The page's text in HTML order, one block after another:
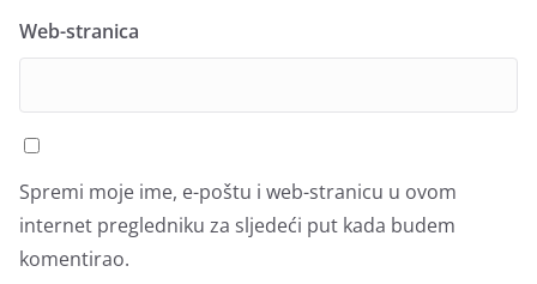
Web-stranica
Spremi moje ime, e-poštu i web-stranicu u ovom
internet pregledniku za sljedeći put kada budem
komentirao.